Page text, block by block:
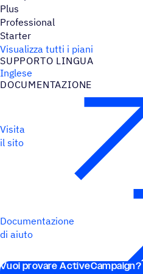
Plus
Professional
Starter
Visualizza tutti i piani
SUPPORTO LINGUA
Inglese
DOCU­MEN­TA­ZIONE
Visita
il sito
Documentazione
di aiuto
Vuoi provare ActiveCampaign?